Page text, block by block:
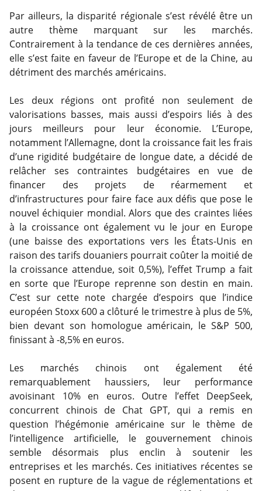
Par ailleurs, la disparité régionale s’est révélé être un
autre thème marquant sur les marchés.
Contrairement à la tendance de ces dernières années,
elle s’est faite en faveur de l’Europe et de la Chine, au
détriment des marchés américains.
Les deux régions ont profité non seulement de
valorisations basses, mais aussi d’espoirs liés à des
jours meilleurs pour leur économie. L’Europe,
notamment l’Allemagne, dont la croissance fait les frais
d’une rigidité budgétaire de longue date, a décidé de
relâcher ses contraintes budgétaires en vue de
financer des projets de réarmement et
d’infrastructures pour faire face aux défis que pose le
nouvel échiquier mondial. Alors que des craintes liées
à la croissance ont également vu le jour en Europe
(une baisse des exportations vers les États-Unis en
raison des tarifs douaniers pourrait coûter la moitié de
la croissance attendue, soit 0,5%), l’effet Trump a fait
en sorte que l’Europe reprenne son destin en main.
C’est sur cette note chargée d’espoirs que l’indice
européen Stoxx 600 a clôturé le trimestre à plus de 5%,
bien devant son homologue américain, le S&P 500,
finissant à -8,5% en euros.
Les marchés chinois ont également été
remarquablement haussiers, leur performance
avoisinant 10% en euros. Outre l’effet DeepSeek,
concurrent chinois de Chat GPT, qui a remis en
question l’hégémonie américaine sur le thème de
l’intelligence artificielle, le gouvernement chinois
semble désormais plus enclin à soutenir les
entreprises et les marchés. Ces initiatives récentes se
posent en rupture de la vague de réglementations et